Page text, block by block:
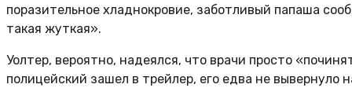
поразительное хладнокровие, заботливый папаша
такая жуткая».
Уолтер, вероятно, надеялся, что врачи просто
полицейский зашел в трейлер, его едва не